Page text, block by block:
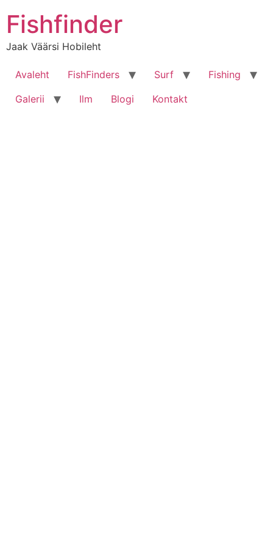
sisu
juurde
Fishfinder
Jaak Väärsi Hobileht
Avaleht FishFinders Surf
Fishing
Galerii
Ilm Blogi Kontakt